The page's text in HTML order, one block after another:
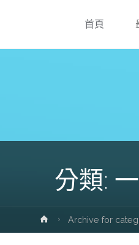
跳
到
首頁
分類:
HomeArchive for